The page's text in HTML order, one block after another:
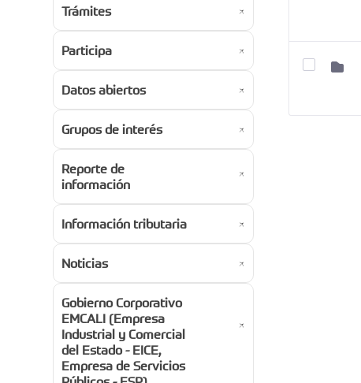
Trámites
Participa
Datos abiertos
Grupos de interés
Reporte de
información
Información tributaria
Noticias
Gobierno Corporativo
EMCALI (Empresa
Industrial y Comercial
del Estado - EICE,
Empresa de Servicios